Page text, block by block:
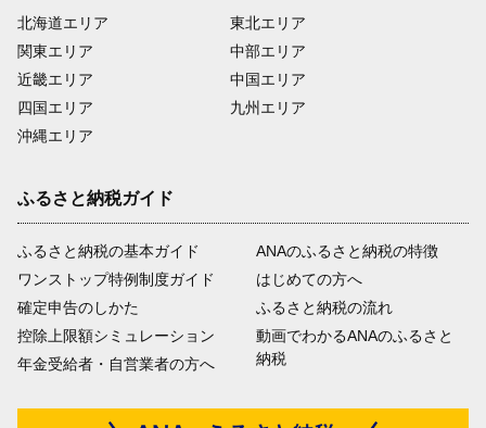
北海道エリア
関東エリア
近畿エリア
四国エリア
沖縄エリア
東北エリア
中部エリア
中国エリア
九州エリア
ふるさと納税ガイド
ふるさと納税の基本ガイド
ワンストップ特例制度ガイド
確定申告のしかた
控除上限額シミュレーション
年金受給者・自営業者の方へ
ANAのふるさと納税の特徴
はじめての方へ
ふるさと納税の流れ
動画でわかるANAのふるさと
納税